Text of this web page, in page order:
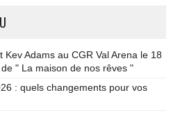
Kev Adams au CGR Val Arena le 18
" La maison de nos rêves "
: quels changements pour vos